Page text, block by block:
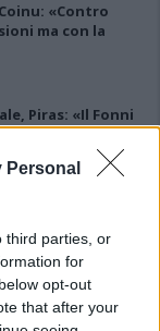
Personal
third parties, or
for
opt-out
that after your
«Contro
ma con la
Piras: «Il Fonni
impresa
Siniscola